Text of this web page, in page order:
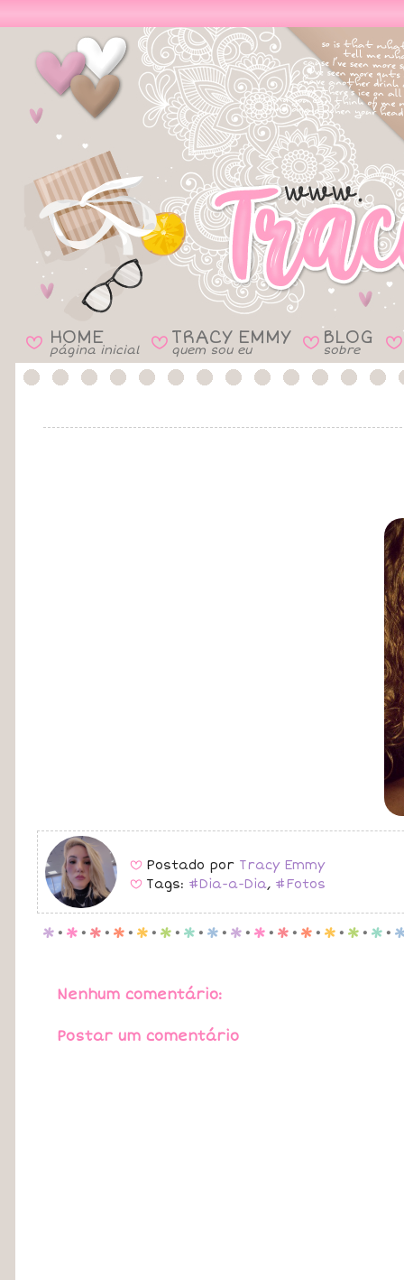
B HOME
página inicial B TRACY EMMY
quem sou eu B BLOG
sobre B
B Postado por Tracy Emmy
B Tags: #Dia-a-Dia, #Fotos
p . p . p . p . p . p . p . p . p . p . p . p . p . p . p .
Nenhum comentário:
Postar um comentário